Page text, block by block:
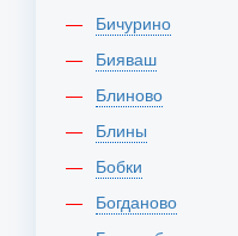
Бичурино
Бияваш
Блиново
Блины
Бобки
Богданово